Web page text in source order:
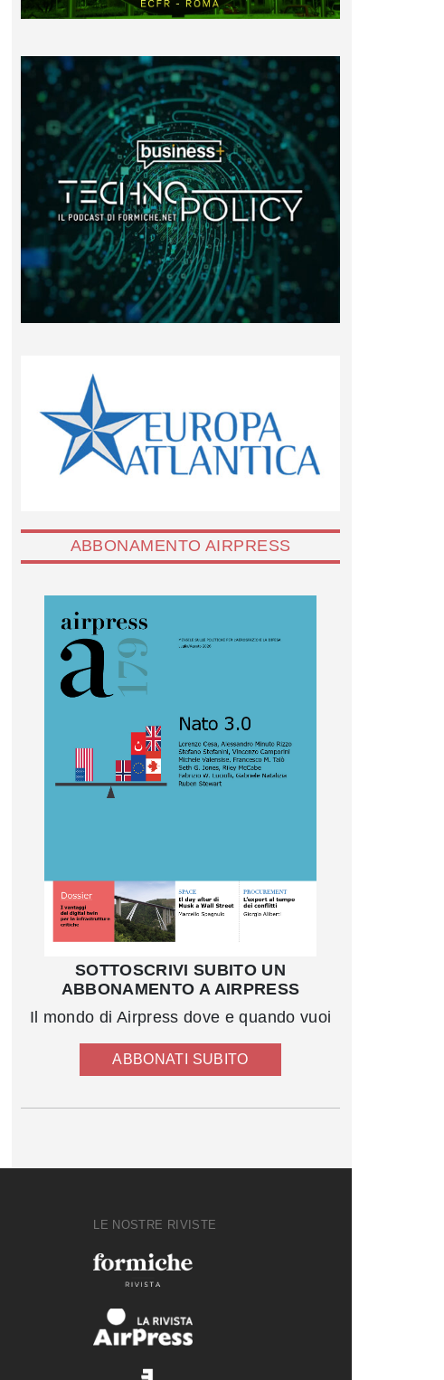
ABBONAMENTO AIRPRESS
SOTTOSCRIVI SUBITO UN
ABBONAMENTO A AIRPRESS
Il mondo di Airpress dove e quando vuoi
ABBONATI SUBITO
LE NOSTRE RIVISTE